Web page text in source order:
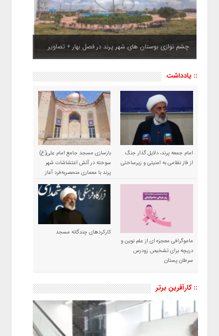
چشم نوازی بوستان های شهر پرند در فصل بهار + تصاویر
:: یادداشت
امام جمعه پرند، دلایل گذار جنگ
از فاز نظامی به امنیتی و زیرساختی
بازسازی مسجد جامع امام علی(ع)
سوخته در آتش اغتشاشات شهر
پرند با معماری منحصربه‌فرد آغاز
شد
ماموگرافی معجزه ای از علم نوین و
دریچه برای تشخیص زودرس
سرطان پستان
کارکردهای چندگانه مسجد
:: کارآفرین برتر